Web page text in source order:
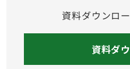
資料ダウンロ
資料ダ